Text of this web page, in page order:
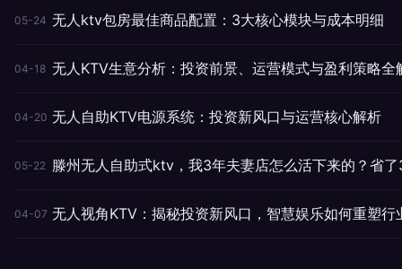
05-24 无人ktv包房最佳商品配置：3大核心模块与成本明细
04-18 无人KTV生意分析：投资前景、运营模式与盈利策略全
04-20 无人自助KTV电源系统：投资新风口与运营核心解析
05-22 滕州无人自助式ktv，我3年夫妻店怎么活下来的？省
04-07 无人视角KTV：揭秘投资新风口，智慧娱乐如何重塑行